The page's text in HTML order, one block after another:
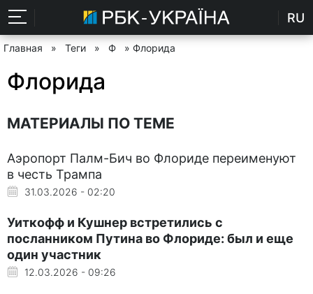
RU
Главная » Теги » Ф » Флорида
Флорида
МАТЕРИАЛЫ ПО ТЕМЕ
Аэропорт Палм-Бич во Флориде переименуют
в честь Трампа
31.03.2026 - 02:20
Уиткофф и Кушнер встретились с
посланником Путина во Флориде: был и еще
один участник
12.03.2026 - 09:26